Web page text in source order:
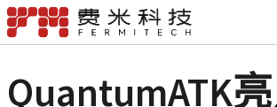
QuantumATK